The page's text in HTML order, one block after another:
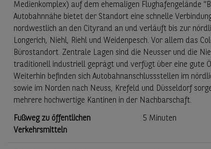
Medienkomplex) auf dem ehemaligen Flughafengelände
Autobahnnähe bietet der Standort eine schnelle
nordwestlich an den Cityrand an und verläuft bis zur
Longerich, Niehl, Riehl und Weidenpesch. Vor allem das
Bürostandort. Zentrale Lagen sind die Neusser und die
traditionell industriell geprägt und verfügt über eine gute
Weiterhin befinden sich Autobahnanschlussstellen im
sowie im Norden nach Neuss, Krefeld und Düsseldorf
mehrere hochwertige Kantinen in der Nachbarschaft.
Fußweg zu öffentlichen
Verkehrsmitteln
5 Minuten